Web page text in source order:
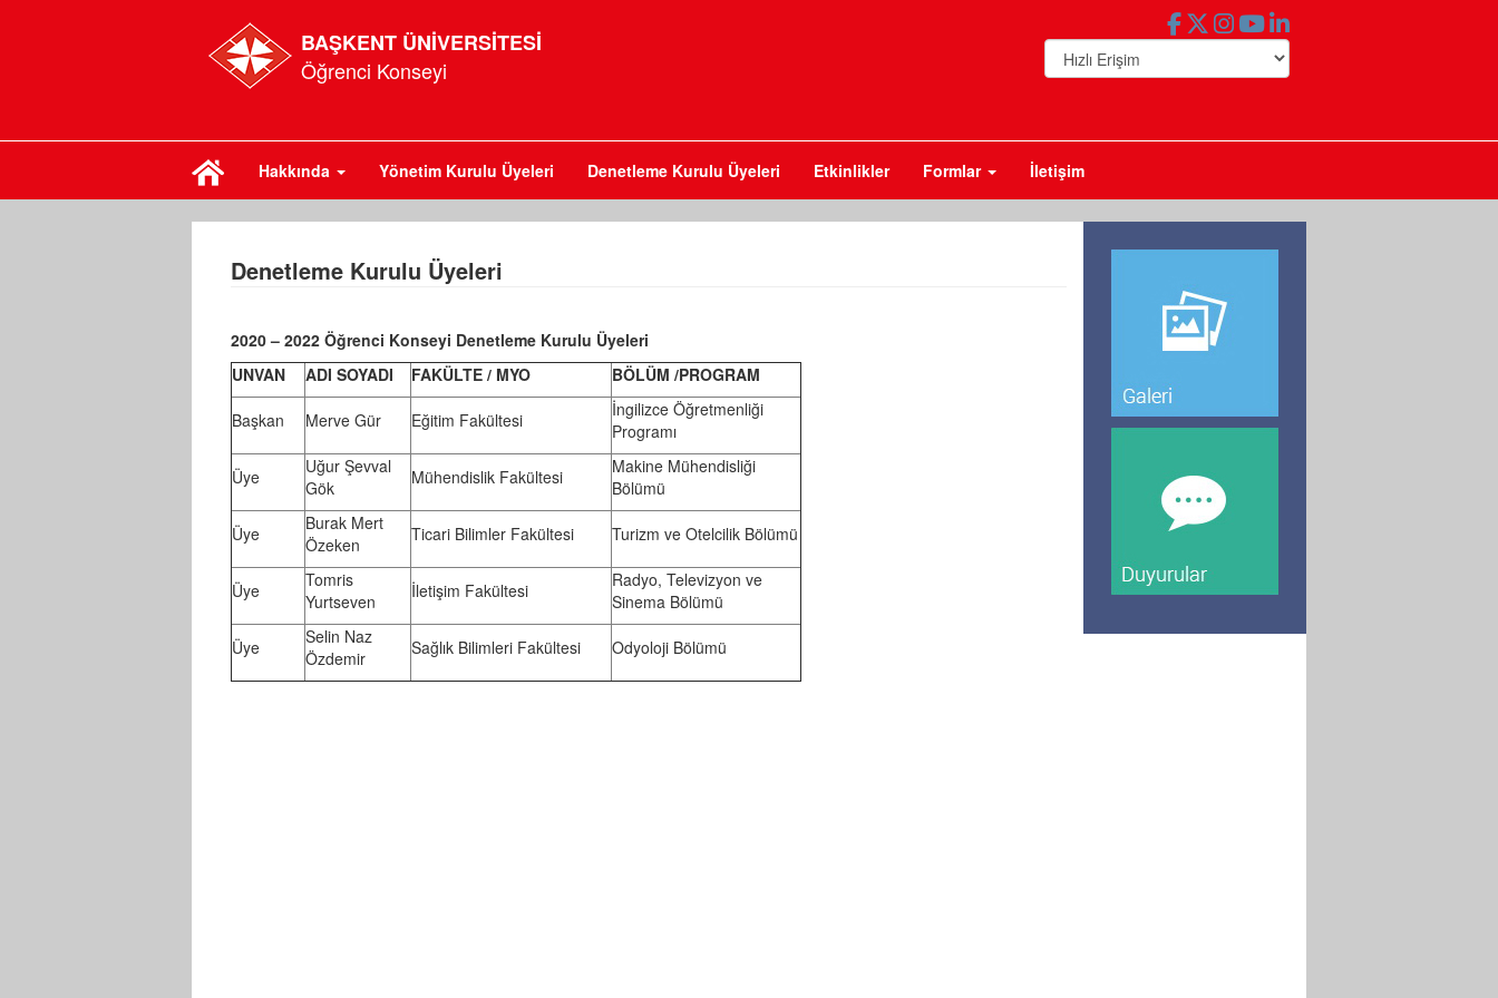
BAŞKENT ÜNİVERSİTESİ
Öğrenci Konseyi
Hakkında Yönetim Kurulu Üyeleri Denetleme Kurulu Üyeleri Etkinlikler Formlar İletişim
Denetleme Kurulu Üyeleri
2020 – 2022 Öğrenci Konseyi Denetleme Kurulu Üyeleri
UNVAN
ADI SOYADI FAKÜLTE / MYO BÖLÜM /PROGRAM
Başkan Merve Gür Eğitim Fakültesi
İngilizce Öğretmenliği
Programı
Üye
Uğur Şevval
Gök
Mühendislik Fakültesi
Makine Mühendisliği
Bölümü
Üye
Burak Mert
Özeken
Ticari Bilimler Fakültesi Turizm ve Otelcilik Bölümü
Üye
Tomris
Yurtseven
İletişim Fakültesi
Radyo, Televizyon ve
Sinema Bölümü
Üye
Selin Naz
Özdemir
Sağlık Bilimleri Fakültesi Odyoloji Bölümü